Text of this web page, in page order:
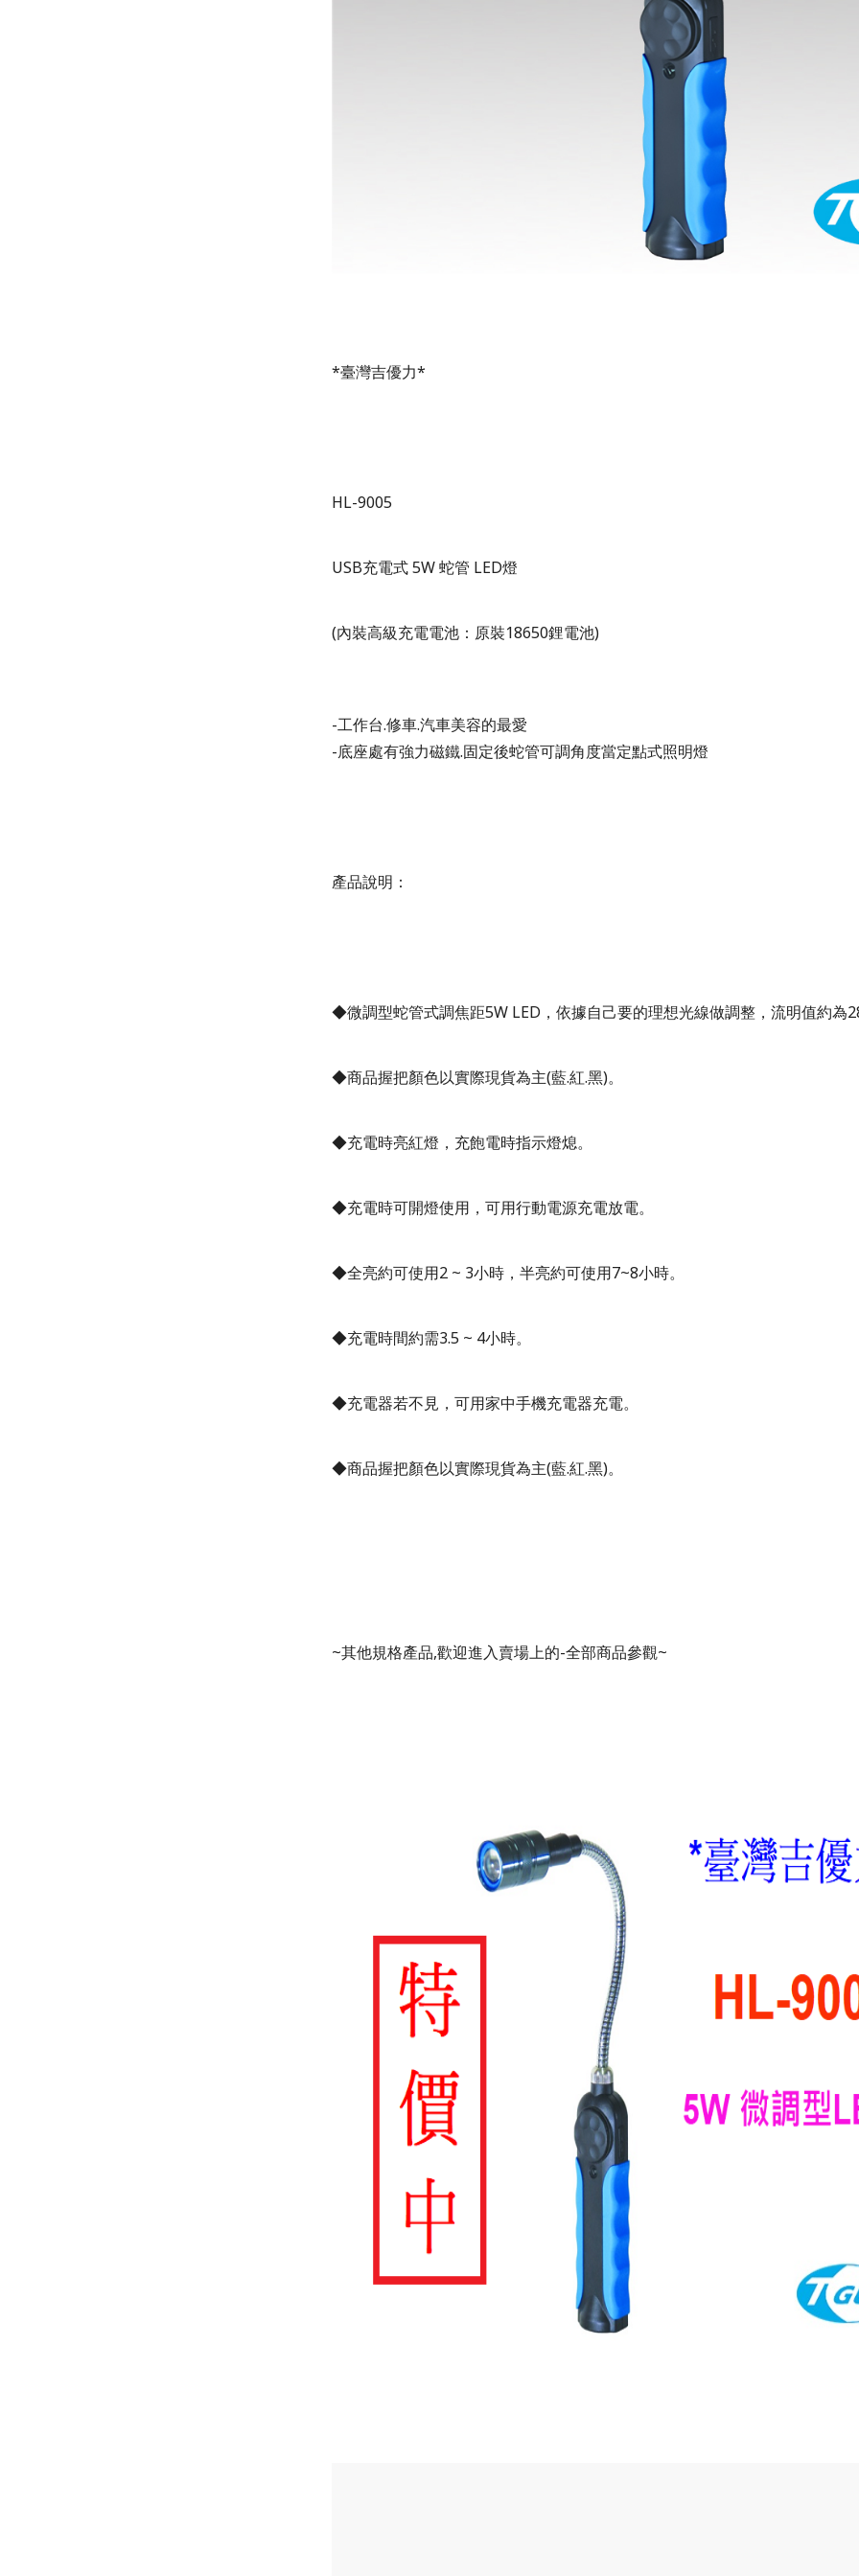
*臺灣吉優力*
HL-9005
USB充電式 5W 蛇管 LED燈
(內裝高級充電電池：原裝18650鋰電池)
-工作台.修車.汽車美容的最愛
-底座處有強力磁鐵.固定後蛇管可調角度當定點式照明燈
產品說明：
◆微調型蛇管式調焦距5W LED ，依據自己要的理想光線做調整，流明值約為
◆商品握把顏色以實際現貨為主(藍.紅.黑)。
◆充電時亮紅燈 ，充飽電時指示燈熄。
◆充電時可開燈使用，可用行動電源充電放電。
◆全亮約可使用2 ~ 3小時 ， 半亮約可使用7~8小時。
◆充電時間約需3.5 ~ 4小時。
◆充電器若不見，可用家中手機充電器充電。
◆商品握把顏色以實際現貨為主(藍.紅.黑)。
~其他規格產品,歡迎進入賣場上的-全部商品參觀~